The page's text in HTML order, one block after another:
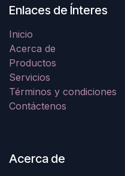
Enlaces de Ínteres
Inicio
Acerca de
Productos
Servicios
Términos y condiciones
Contáctenos
Acerca de